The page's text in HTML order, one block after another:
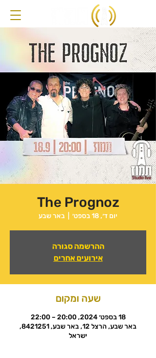
The Prognoz
יום ד׳, 18 בספט׳ באר שבע
ההרשמה סגורה
אירועים אחרים
שעה ומקום
18 בספט׳ 2024, 20:00 – 22:00
באר שבע, הרצל 12, באר שבע, 8421251,
ישראל